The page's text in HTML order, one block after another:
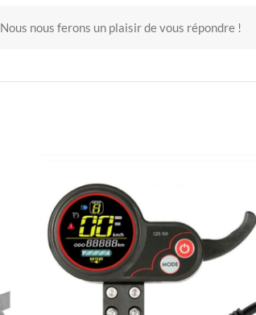
Nous nous ferons un plaisir de vous répondre !